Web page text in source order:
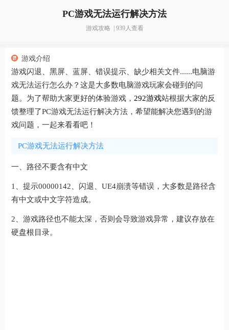
PC游戏无法运行解决方法
游戏攻略 | 939人查看
游戏介绍
游戏闪退、黑屏、蓝屏、错误提示、缺少相关文件......电脑游
戏无法运行怎么办？这是大多数电脑游戏玩家会碰到的问
题。为了帮助大家更好的体验游戏， 292游戏站根据大家的反
馈整理了PC游戏无法运行解决方法 ，希望能解决您遇到的游
戏问题，一起来看看吧！
PC游戏无法运行解决方法
一、路径不要含有中文
1、提示00000142、闪退、UE4崩溃等错误，大多数是路径含
有中文或中文字符造成。
2、游戏路径也不能太深，否则会导致游戏异常，建议存放在
硬盘根目录。